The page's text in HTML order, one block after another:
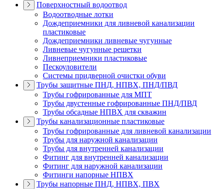
Поверхностный водоотвод
Водоотводные лотки
Дождеприемники для ливневой канализации
пластиковые
Дождеприемники ливневые чугунные
Ливневые чугунные решетки
Ливнеприемники пластиковые
Пескоуловители
Системы придверной очистки обуви
Трубы защитные ПНД, НПВХ, ПНД/ПВД
Трубы гофрированные для МПТ
Трубы двустенные гофрированные ПНД/ПВД
Трубы обсадные НПВХ для скважин
Трубы канализационные пластиковые
Трубы гофрированные для ливневой канализации
Трубы для наружной канализации
Трубы для внутренней канализации
Фитинг для внутренней канализации
Фитинг для наружной канализации
Фитинги напорные НПВХ
Трубы напорные ПНД, НПВХ, ПВХ